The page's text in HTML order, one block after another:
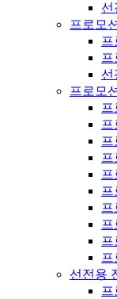
선
프로모
선
프로모
선전용